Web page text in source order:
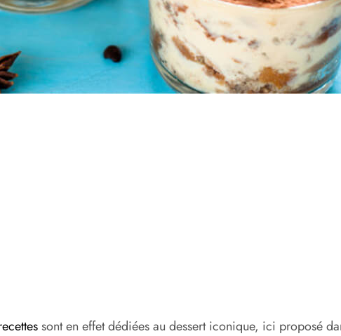
sont en effet dédiées au dessert iconique, ici proposé